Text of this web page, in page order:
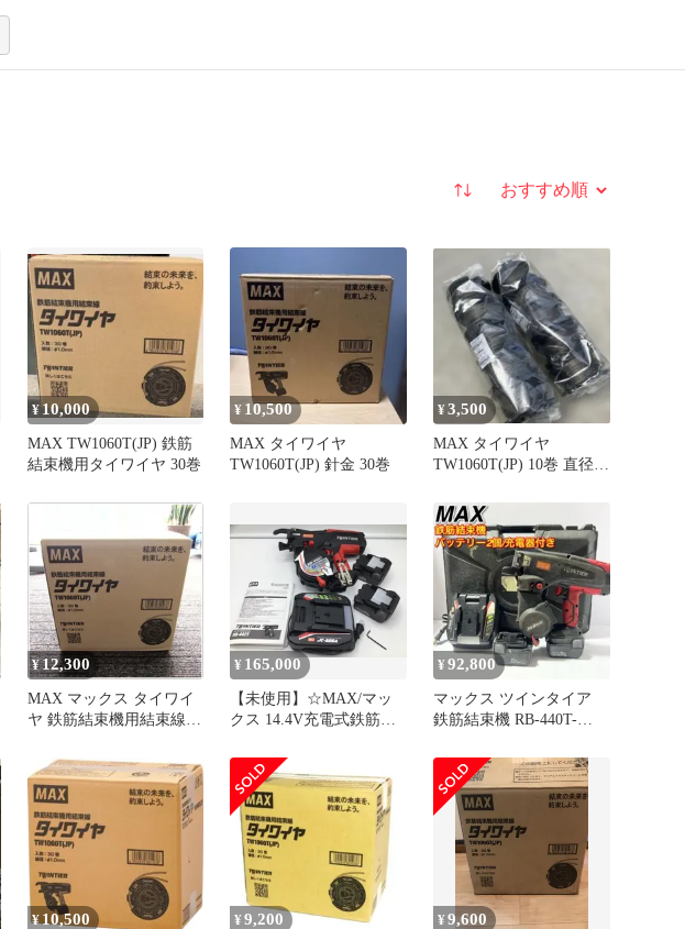
並び替え
¥10,000
MAX TW1060T(JP) 鉄筋
結束機用タイワイヤ 30巻
¥ 10,500
MAX タイワイヤ
TW1060T(JP) 針金 30巻
¥3,500
MAX タイワイヤ
TW1060T(JP) 10巻 直径
¥12,300
MAX マックス タイワイ
ヤ 鉄筋結束機用結束線
TW90600 未開封 未使用
品 工具
¥ 165,000
【未使用】☆MAX/マッ
クス 14.4V充電式鉄筋結
442T-B2C/1450A
[IT1CYTVK627S] [エコツ
ール知立店][M02]
¥92,800
マックス ツインタイア
鉄筋結束機 RB-440T-
¥10,500 ¥ 9,200 ¥9,600